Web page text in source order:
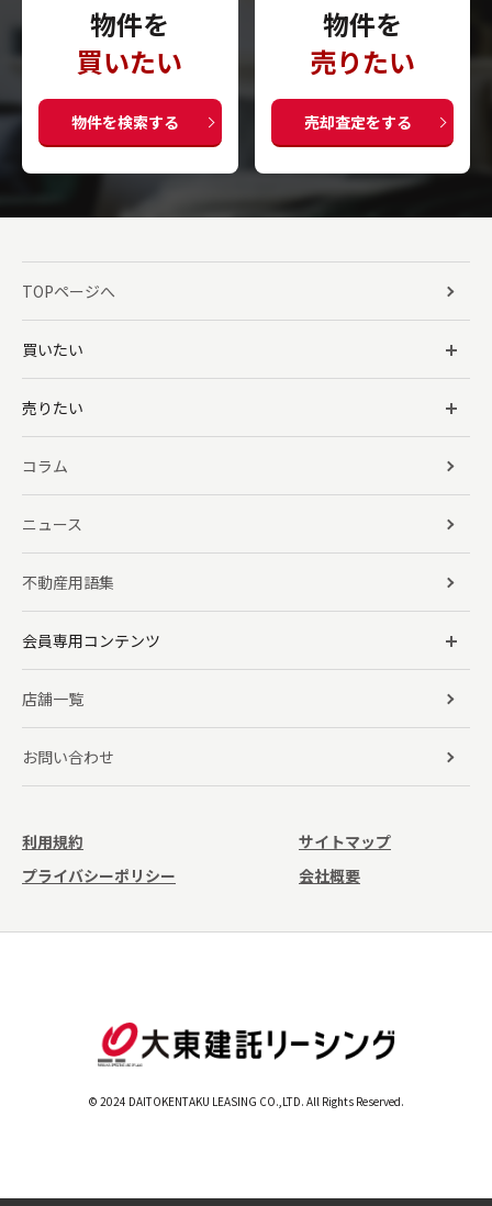
物件を
買いたい
物件を検索する
物件を
売りたい
売却査定をする
TOPページへ
買いたい
売りたい
コラム
ニュース
不動産用語集
会員専用コンテンツ
店舗一覧
お問い合わせ
利用規約
サイトマップ
プライバシーポリシー
会社概要
© 2024 DAITOKENTAKU LEASING CO.,LTD. All Rights Reserved.